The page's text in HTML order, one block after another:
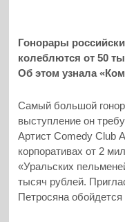
Гонорары
колеблются от 50
Об этом узнала
Самый большой
выступление он
Артист Comedy Club
корпоративах от 2
«Уральских
тысяч рублей.
Петросяна